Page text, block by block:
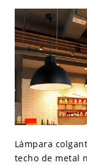
con cable
Latón 110 A 120
Lámpara
techo de metal